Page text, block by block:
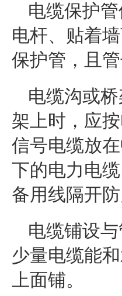
电缆保护
电杆、贴着
保护管，且
电缆沟或
架上时，应
信号电缆放
下的电力电
备用线隔开
电缆铺设
少量电缆能
上面铺。